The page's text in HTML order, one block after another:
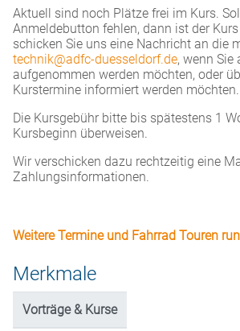
Aktuell sind noch Plätze frei im Kurs.
Anmeldebutton fehlen, dann ist der
schicken Sie uns eine Nachricht an die
technik@adfc-duesseldorf.de, wenn Sie
aufgenommen werden möchten, oder
Kurstermine informiert werden möchten.
Die Kursgebühr bitte bis spätestens 1
Kursbeginn überweisen.
Wir verschicken dazu rechtzeitig eine
Zahlungsinformationen.
Weitere Termine und Fahrrad Touren
Merkmale
Vorträge & Kurse